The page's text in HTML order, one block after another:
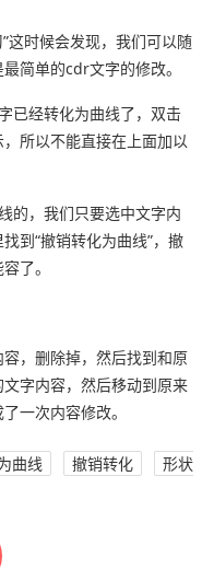
这时候会发现，我们可以随
简单的cdr文字的修改。
已经转化为曲线了，双击
所以不能直接在上面加以
的，我们只要选中文字内
到“撤销转化为曲线”，撤
了。
，删除掉，然后找到和原
字内容，然后移动到原来
一次内容修改。
曲线 撤销转化
形状